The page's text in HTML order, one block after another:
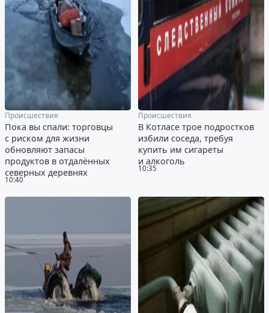
10:40
Происшествия
Пока вы спали: торговцы
с риском для жизни
обновляют запасы
продуктов в отдалённых
северных деревнях
10:35
Происшествия
В Котласе трое подростков
избили соседа, требуя
купить им сигареты
и алкоголь